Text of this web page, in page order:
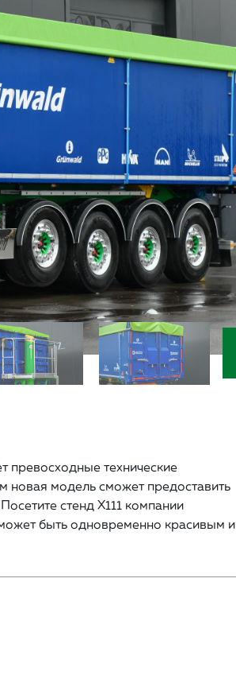
превосходные технические
новая модель сможет предоставить
стенд X111 компании
быть одновременно красивым и